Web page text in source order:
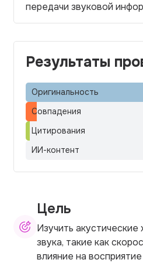
передачи звуковой
Результаты
Оригинальность
Совпадения
Цитирования
ИИ-контент
Цель
Изучить акустические
звука, такие как
влияние на восприятие